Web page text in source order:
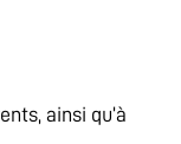
ainsi qu’à